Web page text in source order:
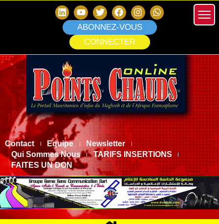
ABONNEZ-VOUS
CONNECTER
Contact Equipe
Newsletter
Qui Sommes Nous
TARIFS INSERTIONS
FAITES UN DON